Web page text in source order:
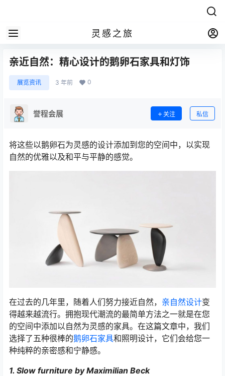
灵感之旅
亲近自然：精心设计的鹅卵石家具和灯饰
展览资讯 3 年前 0
誉程会展 关注 私信
将这些以鹅卵石为灵感的设计添加到您的空间中，以实现
自然的优雅以及和平与平静的感觉。
在过去的几年里，随着人们努力接近自然， 亲自然设计变
得越来越流行。拥抱现代潮流的最简单方法之一就是在您
的空间中添加以自然为灵感的家具。在这篇文章中，我们
选择了五种很棒的鹅卵石家具和照明设计，它们会给您一
种纯粹的亲密感和宁静感。
1. Slow furniture by Maximilian Beck